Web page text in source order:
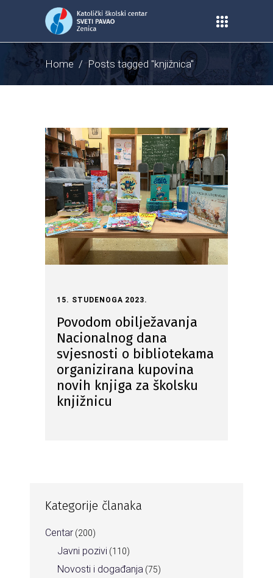
Home/Posts tagged "knjižnica"
15. STUDENOGA 2023.
Povodom obilježavanja
Nacionalnog dana
svjesnosti o bibliotekama
organizirana kupovina
novih knjiga za školsku
knjižnicu
Kategorije članaka
Centar (200)
Javni pozivi (110)
Novosti i događanja (75)